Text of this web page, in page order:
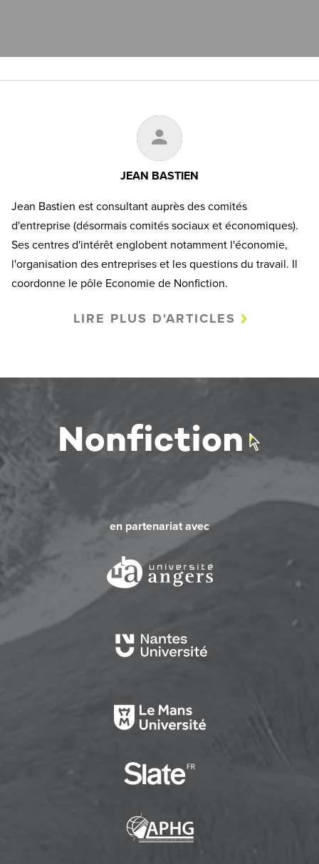
JEAN BASTIEN
Jean Bastien est consultant auprès des comités
d'entreprise (désormais comités sociaux et économiques).
Ses centres d'intérêt englobent notamment l'économie,
l'organisation des entreprises et les questions du travail. Il
coordonne le pôle Economie de Nonfiction.
LIRE PLUS D'ARTICLES
en partenariat avec